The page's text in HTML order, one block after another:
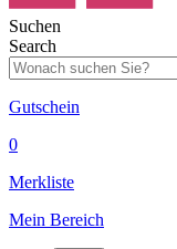
Suchen
Search
Gutschein
0
Merkliste
Mein Bereich